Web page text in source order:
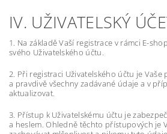
IV. UŽIVATELSKÝ
1. Na základě Vaší registrace v rámci E-
svého Uživatelského účtu.
2. Při registraci Uživatelského účtu je
a pravdivě všechny zadávané údaje a v
aktualizovat.
3. Přístup k Uživatelskému účtu je
a heslem. Ohledně těchto přístupových je